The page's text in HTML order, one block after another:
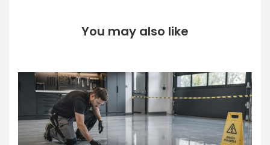
You may also like